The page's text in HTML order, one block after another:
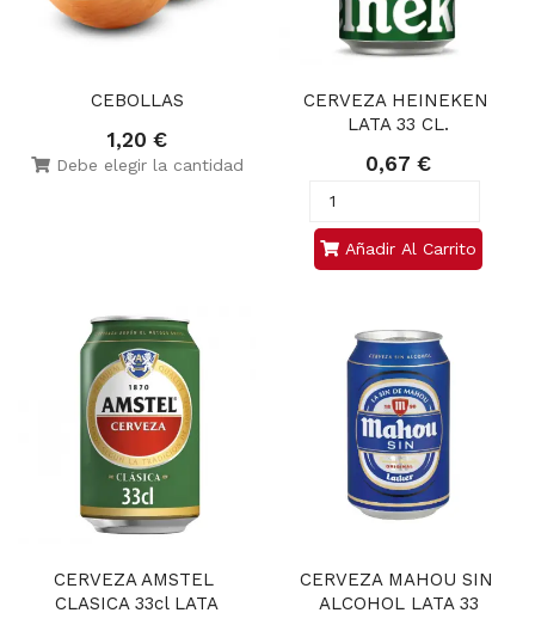
CEBOLLAS
1,20 €
Debe elegir la cantidad
CERVEZA HEINEKEN
LATA 33 CL.
0,67 €
Añadir Al Carrito
CERVEZA AMSTEL
CLASICA 33cl LATA
CERVEZA MAHOU SIN
ALCOHOL LATA 33